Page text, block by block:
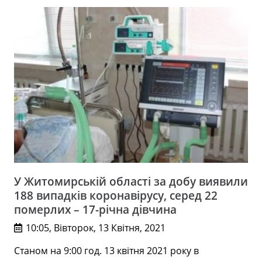
У Житомирській області за добу виявили
188 випадків коронавірусу, серед 22
померлих – 17-річна дівчина
10:05, Вівторок, 13 Квітня, 2021
Станом на 9:00 год. 13 квітня 2021 року в